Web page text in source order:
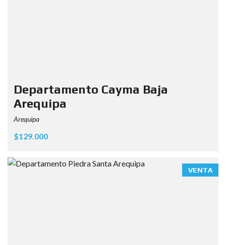
Departamento Cayma Baja
Arequipa
Arequipa
$129.000
VENTA